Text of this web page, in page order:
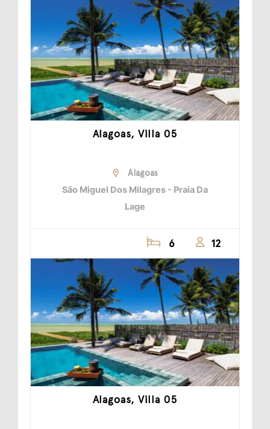
Alagoas, Villa 05
Alagoas
São Miguel Dos Milagres - Praia Da
Lage
6 12
Alagoas, Villa 05